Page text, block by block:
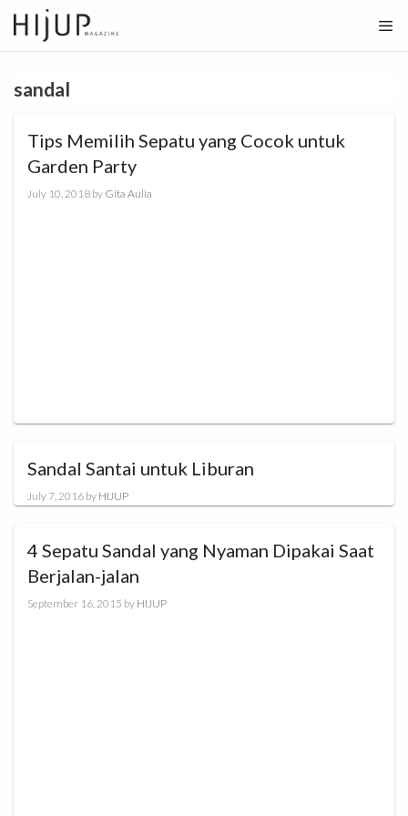
Skip
to
content
sandal
Tips Memilih Sepatu yang Cocok untuk
Garden Party
July 10, 2018 by Gita Aulia
Sandal Santai untuk Liburan
July 7, 2016 by HIJUP
4 Sepatu Sandal yang Nyaman Dipakai Saat
Berjalan-jalan
September 16, 2015 by HIJUP